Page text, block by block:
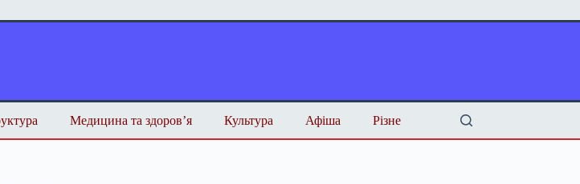
Медицина та здоров’я Культура Афіша Різне